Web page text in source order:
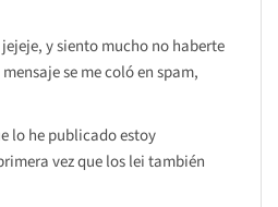
y siento mucho no haberte
se me coló en spam,
lo he publicado estoy
vez que los lei también